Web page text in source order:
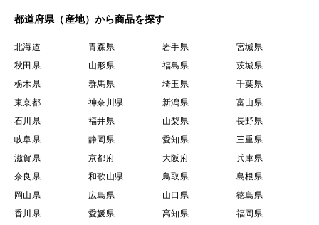
体をリセットするための食材、知恵をぜひ取り入れてく
発送はクール便となります。採取する環境が天候に左
右されやすい為、発送は日付け指定は無しにしています
【近況とお願い】
近年も暖冬から春も暖かく山菜の収穫に支障をきたす
事が多かったですが、今年もさらに暖か過ぎる春にフキ
ノトウは土から目を出す前に開いてしまったり、旬が著
しく短く出荷にこぎつけない事も多くありました。
都道府県（産地）から商品を探す
北海道 青森県 岩手県
宮城県
秋田県
山形県 福島県
茨城県
栃木県
群馬県 埼玉県
千葉県
東京都
神奈川県 新潟県
富山県
石川県
福井県 山梨県
長野県
岐阜県
静岡県 愛知県
三重県
滋賀県
京都府 大阪府
兵庫県
奈良県
和歌山県 鳥取県
島根県
岡山県
広島県 山口県
徳島県
香川県
愛媛県 高知県
福岡県